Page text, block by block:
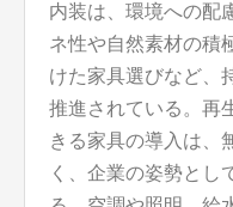
内装は、環境への配
ネ性や自然素材の積
けた家具選びなど、
推進されている。再
きる家具の導入は、
く、企業の姿勢とし